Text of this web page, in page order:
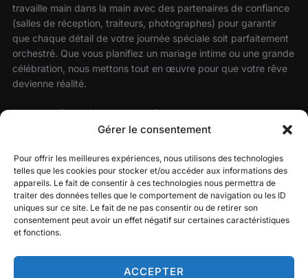
Gérer le consentement
Pour offrir les meilleures expériences, nous utilisons des technologies
telles que les cookies pour stocker et/ou accéder aux informations des
appareils. Le fait de consentir à ces technologies nous permettra de
traiter des données telles que le comportement de navigation ou les ID
uniques sur ce site. Le fait de ne pas consentir ou de retirer son
consentement peut avoir un effet négatif sur certaines caractéristiques
et fonctions.
ACCEPTER
travaille main dans la main avec des partenaires de confiance
(salles de réception, traiteurs, photographes) pour garantir
que chaque détail de votre journée spéciale soit parfaitement
orchestré. Que vous planifiez un mariage intime ou une grande
célébration, nous mettons tout en œuvre pour que votre rêve
devienne réalité.
Faites confiance à notre savoir-faire et laissez-nous sublimer
votre mariage avec une atmosphère festive, élégante et sur
RECHERCHER
Recherche